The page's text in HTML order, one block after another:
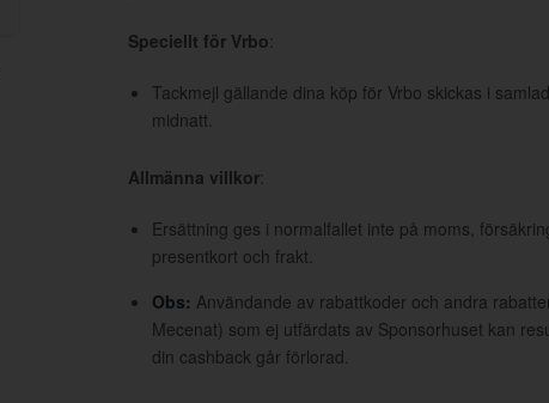
Speciellt för Vrbo:
Tackmejl gällande dina köp för Vrbo skickas i
midnatt.
Allmänna villkor:
Ersättning ges i normalfallet inte på moms,
presentkort och frakt.
Obs: Användande av rabattkoder och andra
Mecenat) som ej utfärdats av Sponsorhuset kan
din cashback går förlorad.